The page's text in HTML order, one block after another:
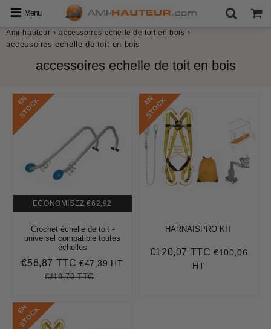
Menu
Ami-hauteur › accessoires echelle de toit en bois ›
accessoires echelle de toit en bois
accessoires echelle de toit en bois
E
N
S
T
O
C
K
ECONOMISEZ €62,92
Crochet échelle de toit -
universel compatible toutes
échelles
Prix
réduit
€56,87 TTC€56,87
€47,39 HT
Prix
€119,79 TTC€119,79
E
N
S
T
O
C
K
HARNAISPRO KIT
Prix
€120,07 TTC €120,07
€100,06
HT
E
N
S
T
O
C
K